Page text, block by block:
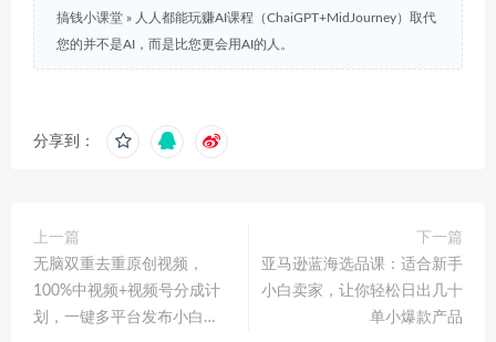
搞钱小课堂 » 人人都能玩赚AI课程（ChaiGPT+MidJourney）取代
您的并不是AI，而是比您更会用AI的人。
分享到：
上一篇
无脑双重去重原创视频，
100%中视频+视频号分成计
划，一键多平台发布小白…
下一篇
亚马逊蓝海选品课：适合新手
小白卖家，让你轻松日出几十
单小爆款产品